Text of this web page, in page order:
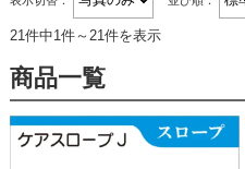
21件中1件～21件を表示
商品一覧